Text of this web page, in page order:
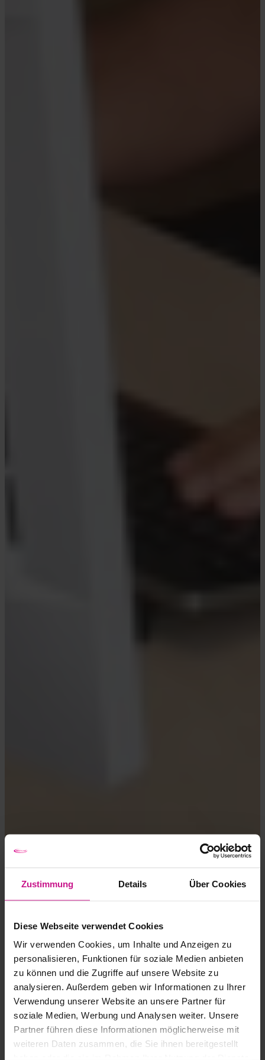
Zustimmung Details Über Cookies
Diese Webseite verwendet Cookies
Wir verwenden Cookies, um Inhalte und Anzeigen zu
personalisieren, Funktionen für soziale Medien anbieten
zu können und die Zugriffe auf unsere Website zu
analysieren. Außerdem geben wir Informationen zu Ihrer
Verwendung unserer Website an unsere Partner für
soziale Medien, Werbung und Analysen weiter. Unsere
Partner führen diese Informationen möglicherweise mit
weiteren Daten zusammen, die Sie ihnen bereitgestellt